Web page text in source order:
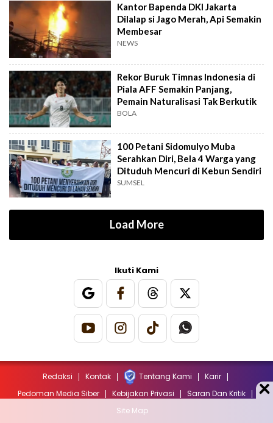
Kantor Bapenda DKI Jakarta
Dilalap si Jago Merah, Api Semakin
Membesar
NEWS
Rekor Buruk Timnas Indonesia di
Piala AFF Semakin Panjang,
Pemain Naturalisasi Tak Berkutik
BOLA
100 Petani Sidomulyo Muba
Serahkan Diri, Bela 4 Warga yang
Dituduh Mencuri di Kebun Sendiri
SUMSEL
Load More
Ikuti Kami
Redaksi Kontak Tentang Kami
Karir
Pedoman Media Siber
Kebijakan Privasi
Saran Dan Kritik
Site Map